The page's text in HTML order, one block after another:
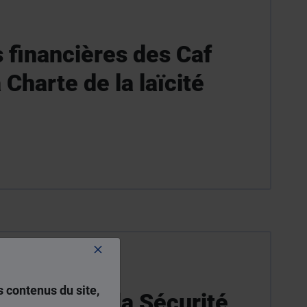
contenus du site,
financières des Caf
de la laïcité